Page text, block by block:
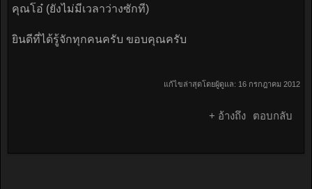
คุณโอ๋ (ยังไม่มีเวลาว่างซักที)
ยินดีที่ได้รู้จักทุกคนครับ ขอบคุณครับ
แก้ไขล่าสุดโดยผู้ดูแล: 16 กรกฎาคม 2012
+ อ้างถึง ตอบกลับ